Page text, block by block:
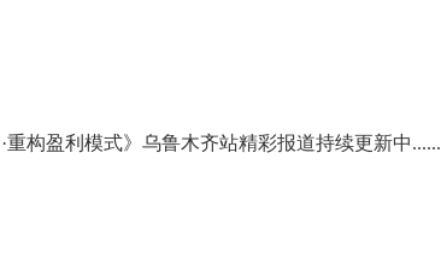
重构盈利模式》乌鲁木齐站精彩报道持续更新中......